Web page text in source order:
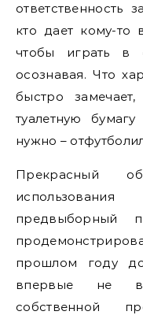
ответственность
кто дает кому-то
чтобы играть в
осознавая. Что
быстро
туалетную
нужно –
Прекрасный
предвыборный
прошлом году
впервые не
собственной